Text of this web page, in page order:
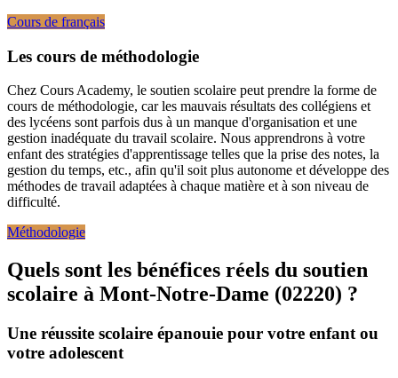
Cours de français
Les cours de méthodologie
Chez Cours Academy, le soutien scolaire peut prendre la forme de
cours de méthodologie, car les mauvais résultats des collégiens et
des lycéens sont parfois dus à un manque d'organisation et une
gestion inadéquate du travail scolaire. Nous apprendrons à votre
enfant des stratégies d'apprentissage telles que la prise des notes, la
gestion du temps, etc., afin qu'il soit plus autonome et développe des
méthodes de travail adaptées à chaque matière et à son niveau de
difficulté.
Méthodologie
Quels sont les bénéfices réels du soutien
scolaire à Mont-Notre-Dame (02220) ?
Une réussite scolaire épanouie pour votre enfant ou
votre adolescent